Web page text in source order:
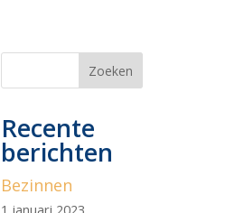
Zoeken
Recente
berichten
Bezinnen
1 januari 2023